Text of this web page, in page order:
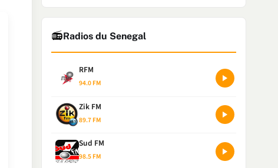
📻Radios du Senegal
RFM
94.0 FM
Zik FM
89.7 FM
Sud FM
98.5 FM